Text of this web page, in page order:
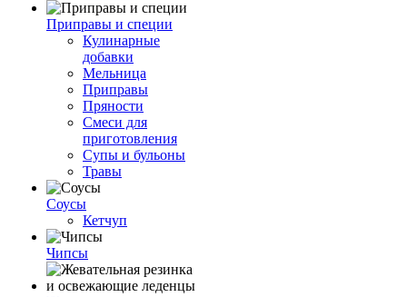
Приправы и специи
Кулинарные
добавки
Мельница
Приправы
Пряности
Смеси для
приготовления
Супы и бульоны
Травы
Соусы
Кетчуп
Чипсы